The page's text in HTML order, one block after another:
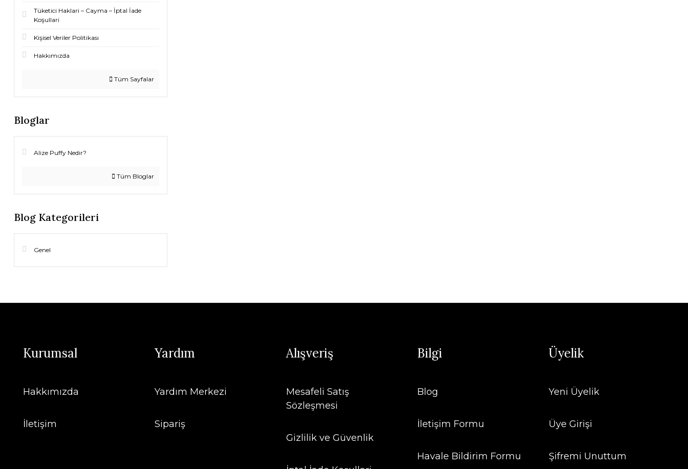
Tüketici Haklari – Cayma – İptal İade
Koşullari
Kişisel Veriler Politikası
Hakkımızda
Tüm Sayfalar
Bloglar
Alize Puffy Nedir?
Tüm Bloglar
Blog Kategorileri
Genel
Kurumsal
Hakkımızda
İletişim
Yardım
Yardım Merkezi
Sipariş
Alışveriş
Mesafeli Satış
Sözleşmesi
Gizlilik ve Güvenlik
Bilgi
Blog
İletişim Formu
Havale Bildirim Formu
Üyelik
Yeni Üyelik
Üye Girişi
Şifremi Unuttum